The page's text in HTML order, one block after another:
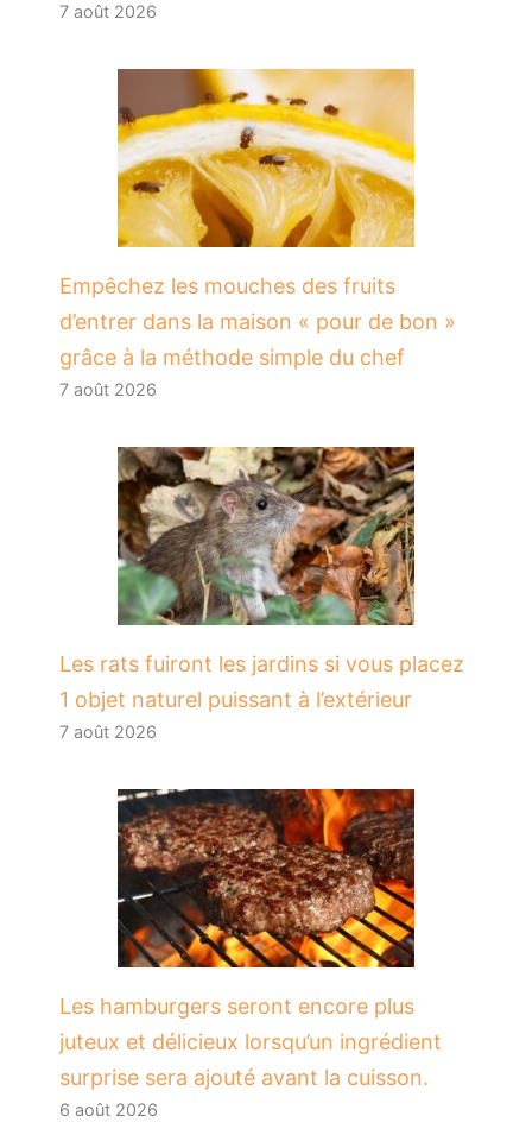
7 août 2026
​Empêchez les mouches des fruits
d’entrer dans la maison « pour de bon »
grâce à la méthode simple du chef
7 août 2026
Les rats fuiront les jardins si vous placez
1 objet naturel puissant à l’extérieur
7 août 2026
Les hamburgers seront encore plus
juteux et délicieux lorsqu’un ingrédient
surprise sera ajouté avant la cuisson.
6 août 2026